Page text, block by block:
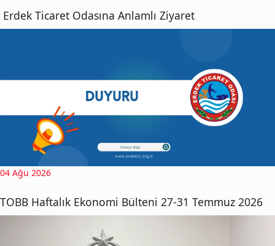
Erdek Ticaret Odasına Anlamlı Ziyaret
04 Ağu 2026
TOBB Haftalık Ekonomi Bülteni 27-31 Temmuz 2026